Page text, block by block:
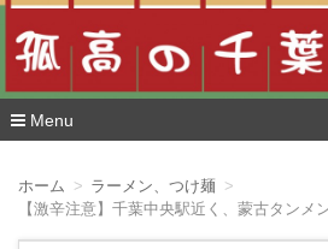
Menu
ホーム ラーメン、つけ麺